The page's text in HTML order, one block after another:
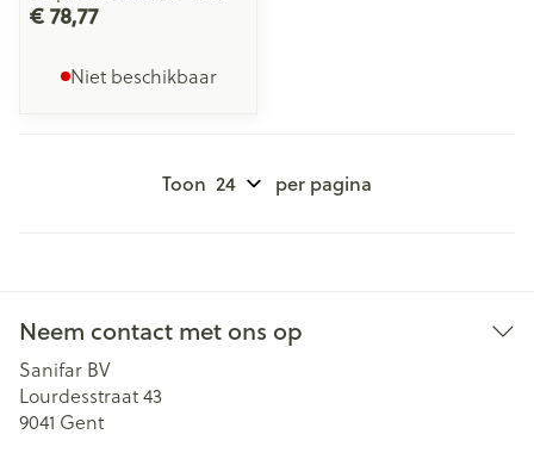
€ 78,77
Niet beschikbaar
Toon per pagina
Neem contact met ons op
Sanifar BV
Lourdesstraat 43
9041 Gent